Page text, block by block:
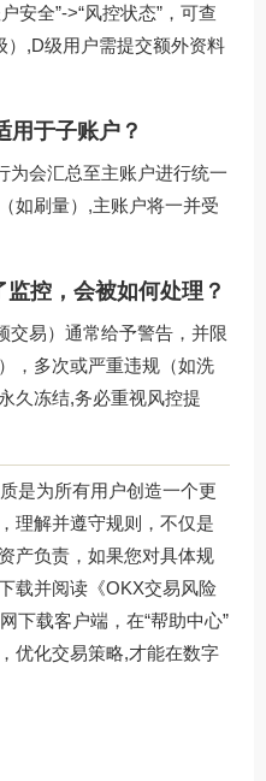
安全”->“风控状态”，可查
）,D级用户需提交额外资料
用于子账户？
为会汇总至主账户进行统一
如刷量）,主账户将一并受
控，会被如何处理？
交易）通常给予警告，并限
，多次或严重违规（如洗
久冻结,务必重视风控提
是为所有用户创造一个更
理解并遵守规则，不仅是
产负责，如果您对具体规
载并阅读《OKX交易风险
下载客户端，在“帮助中心”
优化交易策略,才能在数字